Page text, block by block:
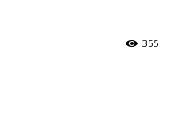
355